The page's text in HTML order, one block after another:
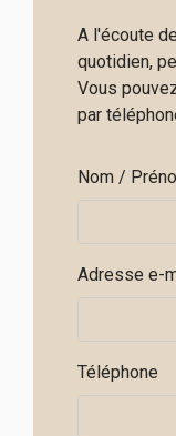
A l'écoute
quotidien,
Vous
par
Nom /
Adresse e-
Téléphone